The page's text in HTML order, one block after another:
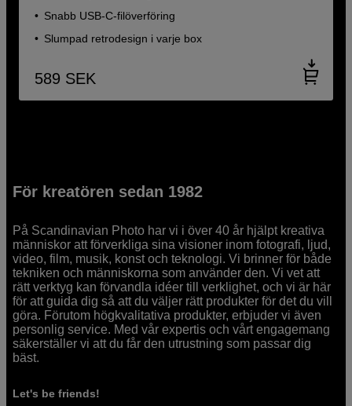
Snabb USB-C-filöverföring
Slumpad retrodesign i varje box
589 SEK
För kreatören sedan 1982
På Scandinavian Photo har vi i över 40 år hjälpt kreativa
människor att förverkliga sina visioner inom fotografi, ljud,
video, film, musik, konst och teknologi. Vi brinner för både
tekniken och människorna som använder den. Vi vet att
rätt verktyg kan förvandla idéer till verklighet, och vi är här
för att guida dig så att du väljer rätt produkter för det du vill
göra. Förutom högkvalitativa produkter, erbjuder vi även
personlig service. Med vår expertis och vårt engagemang
säkerställer vi att du får den utrustning som passar dig
bäst.
Let's be friends!